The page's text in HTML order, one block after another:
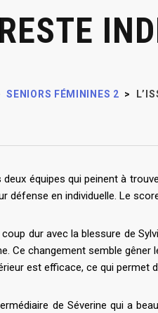
SENIORS FÉMININES 2 >
équipes qui peinent à
défense en individuelle. Le
dur avec la blessure de
Ce changement semble
est efficace, ce qui permet
de Séverine qui a